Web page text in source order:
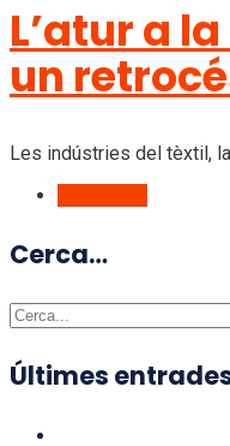
L’atur a
un
Les indústries del tèxtil,
Cerca…
Últimes